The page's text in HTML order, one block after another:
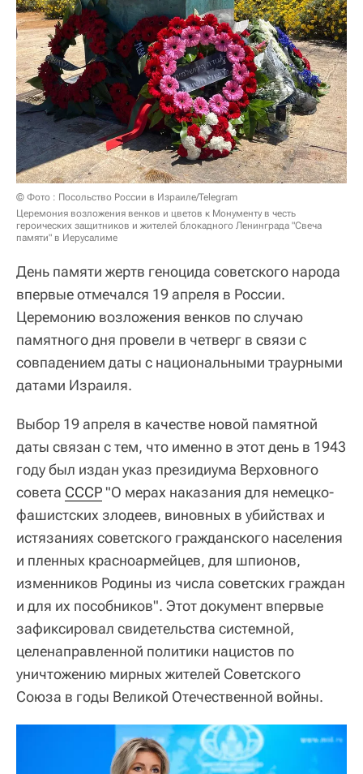
© Фото : Посольство России в Израиле/Telegram
Церемония возложения венков и цветов к Монументу в честь
героических защитников и жителей блокадного Ленинграда "Свеча
памяти" в Иерусалиме
День памяти жертв геноцида советского народа
впервые отмечался 19 апреля в России.
Церемонию возложения венков по случаю
памятного дня провели в четверг в связи с
совпадением даты с национальными траурными
датами Израиля.
Выбор 19 апреля в качестве новой памятной
даты связан с тем, что именно в этот день в 1943
году был издан указ президиума Верховного
совета СССР "О мерах наказания для немецко-
фашистских злодеев, виновных в убийствах и
истязаниях советского гражданского населения
и пленных красноармейцев, для шпионов,
изменников Родины из числа советских граждан
и для их пособников". Этот документ впервые
зафиксировал свидетельства системной,
целенаправленной политики нацистов по
уничтожению мирных жителей Советского
Союза в годы Великой Отечественной войны.